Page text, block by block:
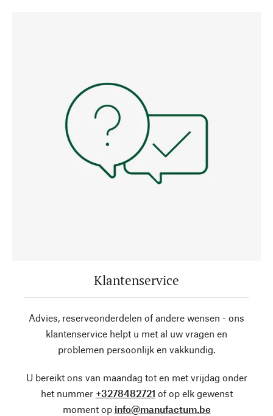
Klantenservice
Advies, reserveonderdelen of andere wensen - ons
klantenservice helpt u met al uw vragen en
problemen persoonlijk en vakkundig.
U bereikt ons van maandag tot en met vrijdag onder
het nummer +3278482721 of op elk gewenst
moment op info@manufactum.be